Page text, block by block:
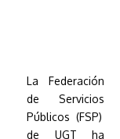
La Federación
de Servicios
Públicos (FSP)
de UGT ha